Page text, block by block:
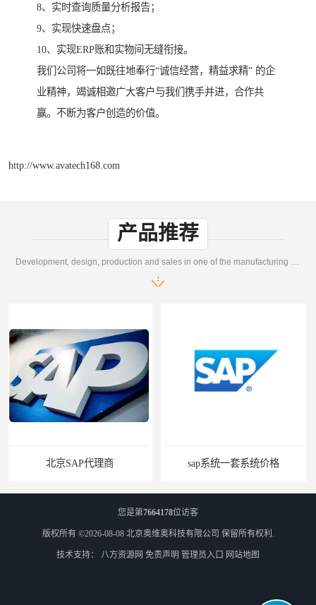
8、实时查询质量分析报告；
9、实现快速盘点；
10、实现ERP账和实物间无缝衔接。
我们公司将一如既往地奉行“诚信经营，精益求精” 的企
业精神，竭诚相邀广大客户与我们携手并进，合作共
赢。不断为客户创造的价值。
http://www.avatech168.com
产品推荐
Development, design, production and sales in one of the manufacturing enterprises
sap系统一套系统价格 sap系统售价
您是第7664178位访客
版权所有 ©2026-08-08 北京奥维奥科技有限公司 保留所有权利.
技术支持： 八方资源网 免责声明 管理员入口 网站地图